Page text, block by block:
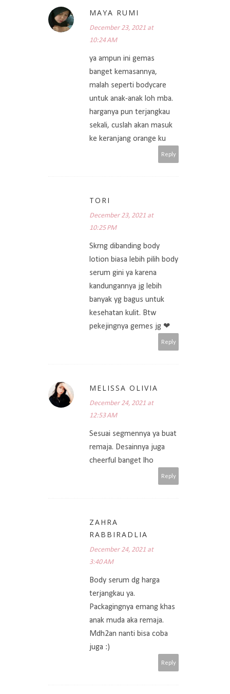
MAYA RUMI
December 23, 2021 at
10:24 AM
ya ampun ini gemas
banget kemasannya,
malah seperti bodycare
untuk anak-anak loh mba.
harganya pun terjangkau
sekali, cuslah akan masuk
ke keranjang orange ku
Reply
TORI
December 23, 2021 at
10:25 PM
Skrng dibanding body
lotion biasa lebih pilih body
serum gini ya karena
kandungannya jg lebih
banyak yg bagus untuk
kesehatan kulit. Btw
pekejingnya gemes jg ❤
Reply
MELISSA OLIVIA
December 24, 2021 at
12:53 AM
Sesuai segmennya ya buat
remaja. Desainnya juga
cheerful banget lho
Reply
ZAHRA
RABBIRADLIA
December 24, 2021 at
3:40 AM
Body serum dg harga
terjangkau ya.
Packagingnya emang khas
anak muda aka remaja.
Mdh2an nanti bisa coba
juga :)
Reply